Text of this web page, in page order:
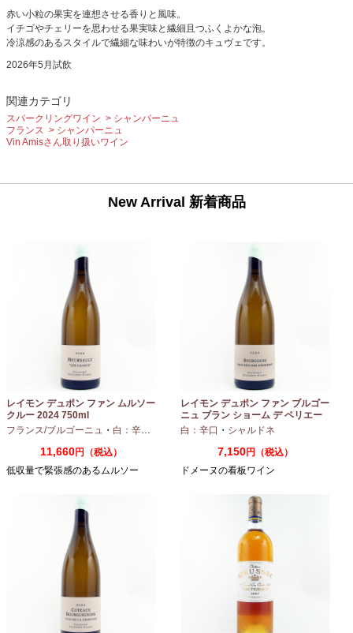
赤い小粒の果実を連想させる香りと風味。
イチゴやチェリーを思わせる果実味と繊細且つふくよかな泡。
冷涼感のあるスタイルで繊細な味わいが特徴のキュヴェです。
2026年5月試飲
関連カテゴリ
スパークリングワイン
シャンパーニュ
フランス
シャンパーニュ
Vin Amisさん取り扱いワイン
New Arrival 新着商品
レイモン デュポン ファン ムルソー
クルー 2024 750ml
フランス/ブルゴーニュ ・ 白：辛口 シャルドネ
11,660円（税込）
低収量で緊張感のあるムルソー
レイモン デュポン ファン ブルゴー
ニュ ブラン ショーム デ ペリエー
ル 2024 750ml
白：辛口 ・ シャルドネ
7,150円（税込）
ドメーヌの看板ワイン